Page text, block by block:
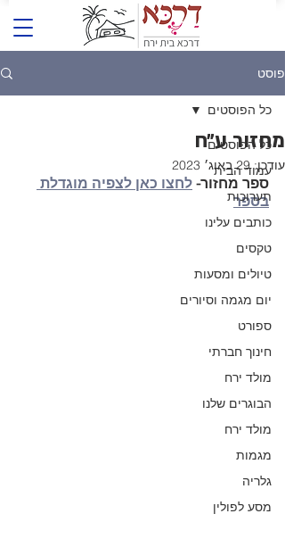
פוסט
כל הפוסטים
עמוד הבית
תערוכות
כותבים עלינו
טקסים
טיולים ומסעות
יום מגמה וסיורים
ספורט
חינוך חברתי
מולד ירח
הבוגרים שלנו
מולד ירח
מגמות
גלריה
מסע לפולין
כל הפוסטים
מחזור ע״ח
עודכן:29 באוג׳ 2023
ספר מחזור- לחצו כאן לצפיה מוגדלת
בספר